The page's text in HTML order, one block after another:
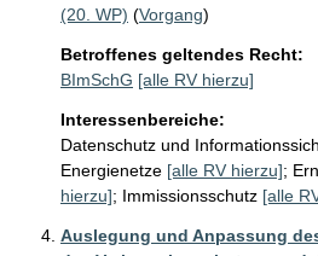
(20. WP) (Vorgang)
Betroffenes geltendes Recht:
BImSchG [alle RV hierzu]
Interessenbereiche:
Datenschutz und
Energienetze [alle RV hierzu];
hierzu]; Immissionsschutz [alle
Auslegung und Anpassung